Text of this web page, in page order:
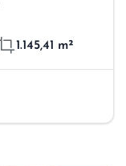
1.145,41 m²